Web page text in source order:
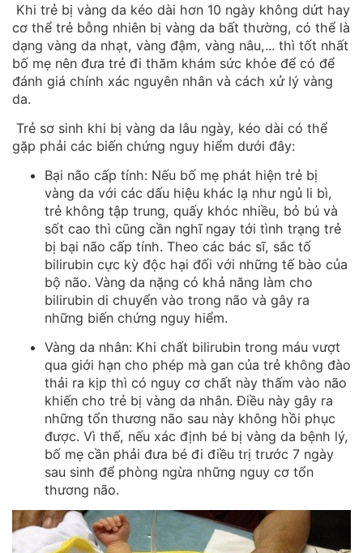
Khi trẻ bị vàng da kéo dài hơn 10 ngày không dứt hay
cơ thể trẻ bỗng nhiên bị vàng da bất thường, có thể là
dạng vàng da nhạt, vàng đậm, vàng nâu,... thì tốt nhất
bố mẹ nên đưa trẻ đi thăm khám sức khỏe để có để
đánh giá chính xác nguyên nhân và cách xử lý vàng
da.
Trẻ sơ sinh khi bị vàng da lâu ngày, kéo dài có thể
gặp phải các biến chứng nguy hiểm dưới đây:
Bại não cấp tính: Nếu bố mẹ phát hiện trẻ bị
vàng da với các dấu hiệu khác lạ như ngủ li bì,
trẻ không tập trung, quấy khóc nhiều, bỏ bú và
sốt cao thì cũng cần nghĩ ngay tới tình trạng trẻ
bị bại não cấp tính. Theo các bác sĩ, sắc tố
bilirubin cực kỳ độc hại đối với những tế bào của
bộ não. Vàng da nặng có khả năng làm cho
bilirubin di chuyển vào trong não và gây ra
những biến chứng nguy hiểm.
Vàng da nhân: Khi chất bilirubin trong máu vượt
qua giới hạn cho phép mà gan của trẻ không đào
thải ra kịp thì có nguy cơ chất này thấm vào não
khiến cho trẻ bị vàng da nhân. Điều này gây ra
những tổn thương não sau này không hồi phục
được. Vì thế, nếu xác định bé bị vàng da bệnh lý,
bố mẹ cần phải đưa bé đi điều trị trước 7 ngày
sau sinh để phòng ngừa những nguy cơ tổn
thương não.